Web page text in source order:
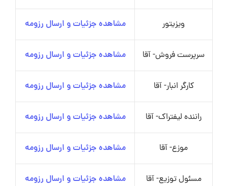
ویزیتور مشاهده جزئیات و ارسال رزومه
سرپرست فروش- آقا مشاهده جزئیات و ارسال رزومه
کارگر انبار- آقا مشاهده جزئیات و ارسال رزومه
راننده لیفتراک- آقا مشاهده جزئیات و ارسال رزومه
موزع- آقا مشاهده جزئیات و ارسال رزومه
مسئول توزیع- آقا مشاهده جزئیات و ارسال رزومه